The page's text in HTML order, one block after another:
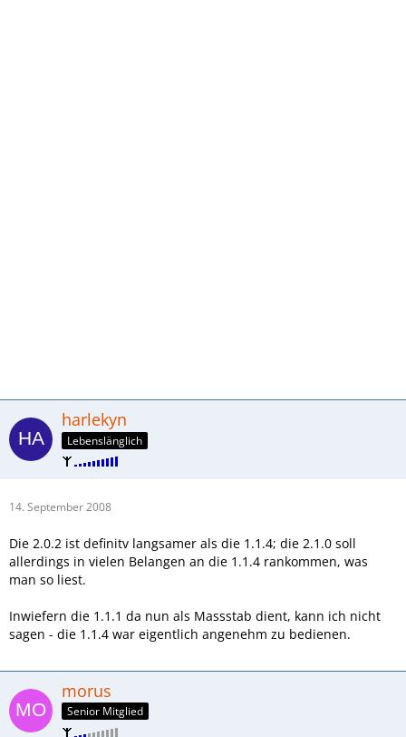
harlekyn
Lebenslänglich
14. September 2008
Die 2.0.2 ist definitv langsamer als die 1.1.4; die 2.1.0 soll
allerdings in vielen Belangen an die 1.1.4 rankommen, was
man so liest.
Inwiefern die 1.1.1 da nun als Massstab dient, kann ich nicht
sagen - die 1.1.4 war eigentlich angenehm zu bedienen.
morus
Senior Mitglied